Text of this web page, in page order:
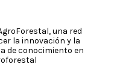
una red
la innovación y la
de conocimiento en